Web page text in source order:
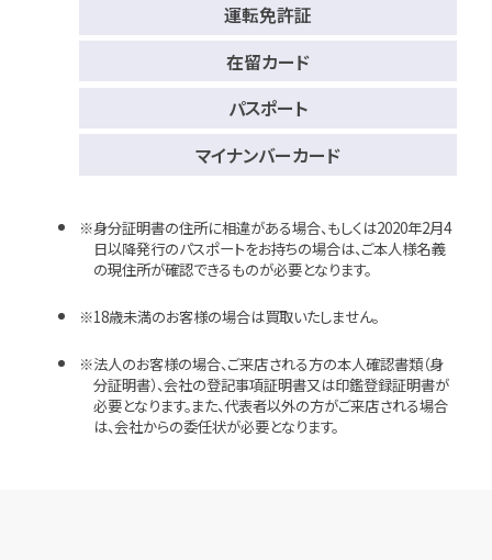
運転免許証
在留カード
パスポート
マイナンバーカード
身分証明書の住所に相違がある場合、もしくは2020年2月4
日以降発行のパスポートをお持ちの場合は、ご本人様名義
の現住所が確認できるものが必要となります。
18歳未満のお客様の場合は買取いたしません。
法人のお客様の場合、ご来店される方の本人確認書類（身
分証明書）、会社の登記事項証明書又は印鑑登録証明書が
必要となります。また、代表者以外の方がご来店される場合
は、会社からの委任状が必要となります。